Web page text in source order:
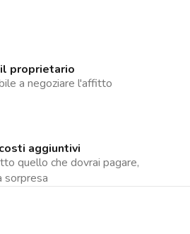
proprietario
a negoziare l'affitto
aggiuntivi
quello che dovrai pagare,
sorpresa